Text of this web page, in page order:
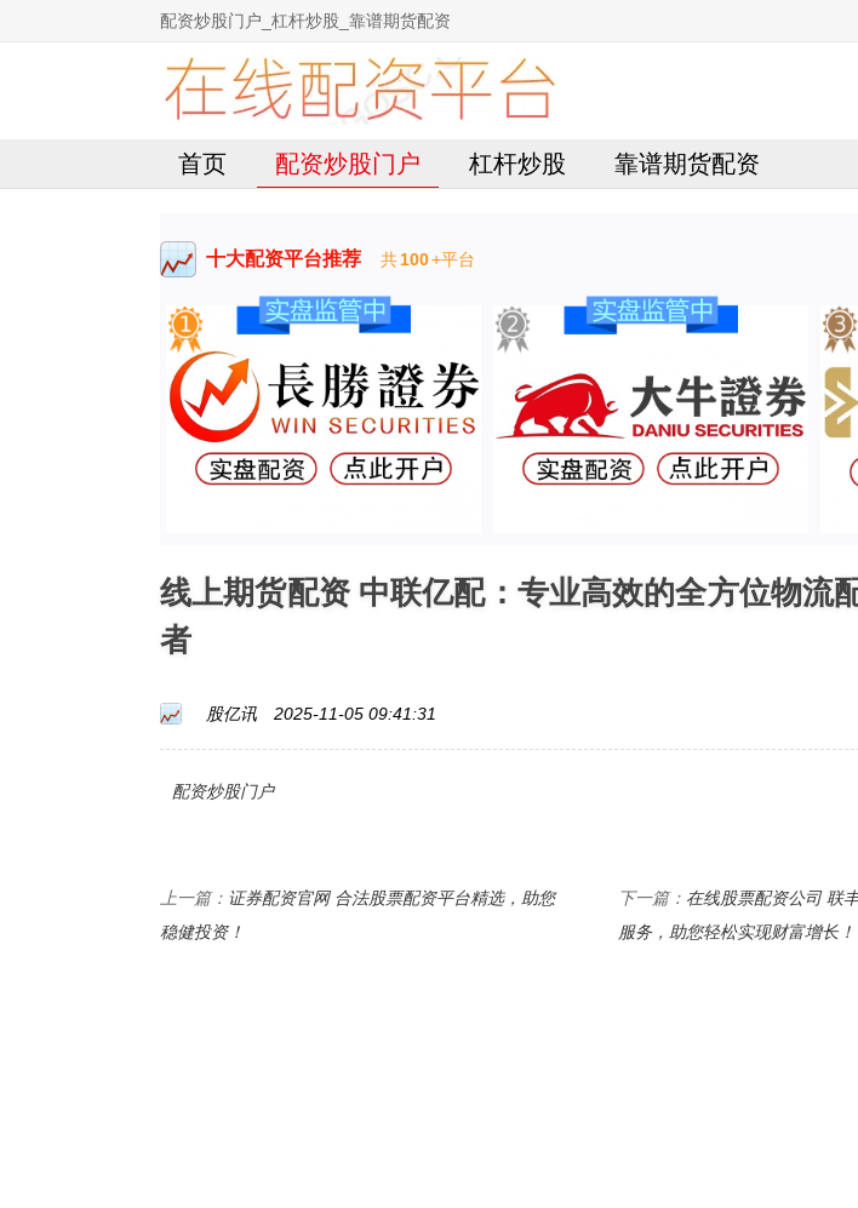
配资炒股门户_杠杆炒股_靠谱期货配资
首页 配资炒股门户 杠杆炒股 靠谱期货配资
十大配资平台推荐 共100+平台
线上期货配资 中联亿配：专业高效的全方位物流
者
股亿讯 2025-11-05 09:41:31
配资炒股门户
上一篇： 证券配资官网 合法股票配资平台精选，助您
稳健投资！
下一篇： 在线股票配资公司 联
服务，助您轻松实现财富增长！